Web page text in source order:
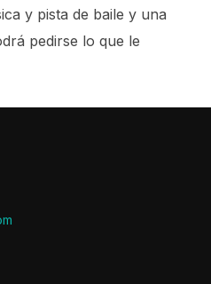
y pista de baile y una
pedirse lo que le